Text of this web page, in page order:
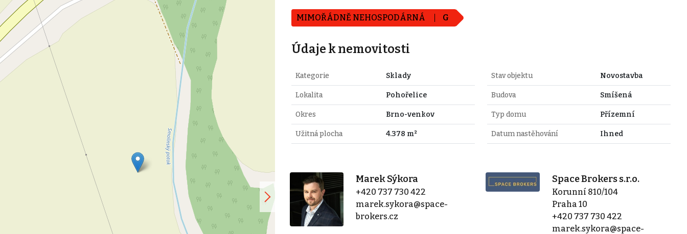
MIMOŘÁDNĚ NEHOSPODÁRNÁ G
Údaje k nemovitosti
Kategorie Sklady
Lokalita Pohořelice
Okres Brno-venkov
Užitná plocha 4.378 m²
Stav objektu Novostavba
Budova Smíšená
Typ domu Přízemní
Datum nastěhování Ihned
Marek Sýkora
+420 737 730 422
marek.sykora@space-
brokers.cz
Space Brokers s.r.o.
Korunní 810/104
Praha 10
+420 737 730 422
marek.sykora@space-